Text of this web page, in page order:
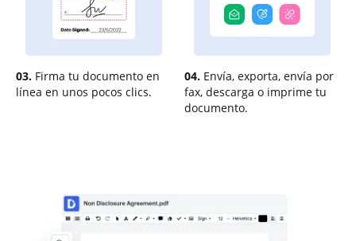
03. Firma tu documento en
línea en unos pocos clics.
04. Envía, exporta, envía por
fax, descarga o imprime tu
documento.